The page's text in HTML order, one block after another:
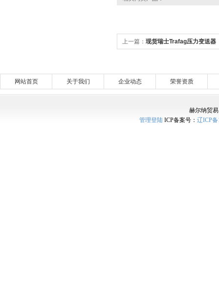
上一篇： 现货瑞士Trafag压力变送器
网站首页 关于我们 企业动态 荣誉资质
赫尔纳贸
管理登陆ICP备案号： 辽ICP备